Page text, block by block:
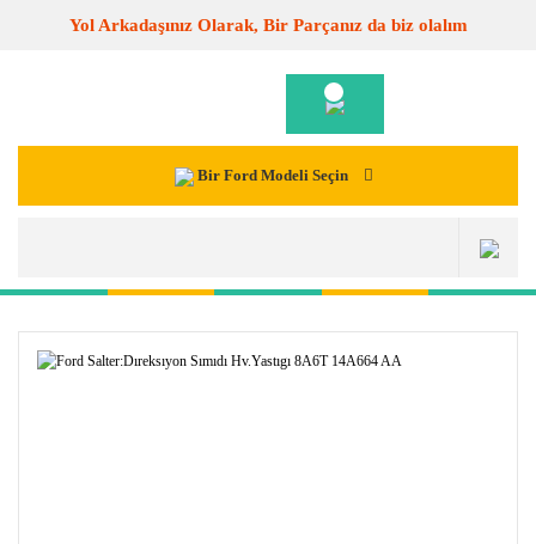
Yol Arkadaşınız Olarak, Bir Parçanız da biz olalım
Bir Ford Modeli Seçin